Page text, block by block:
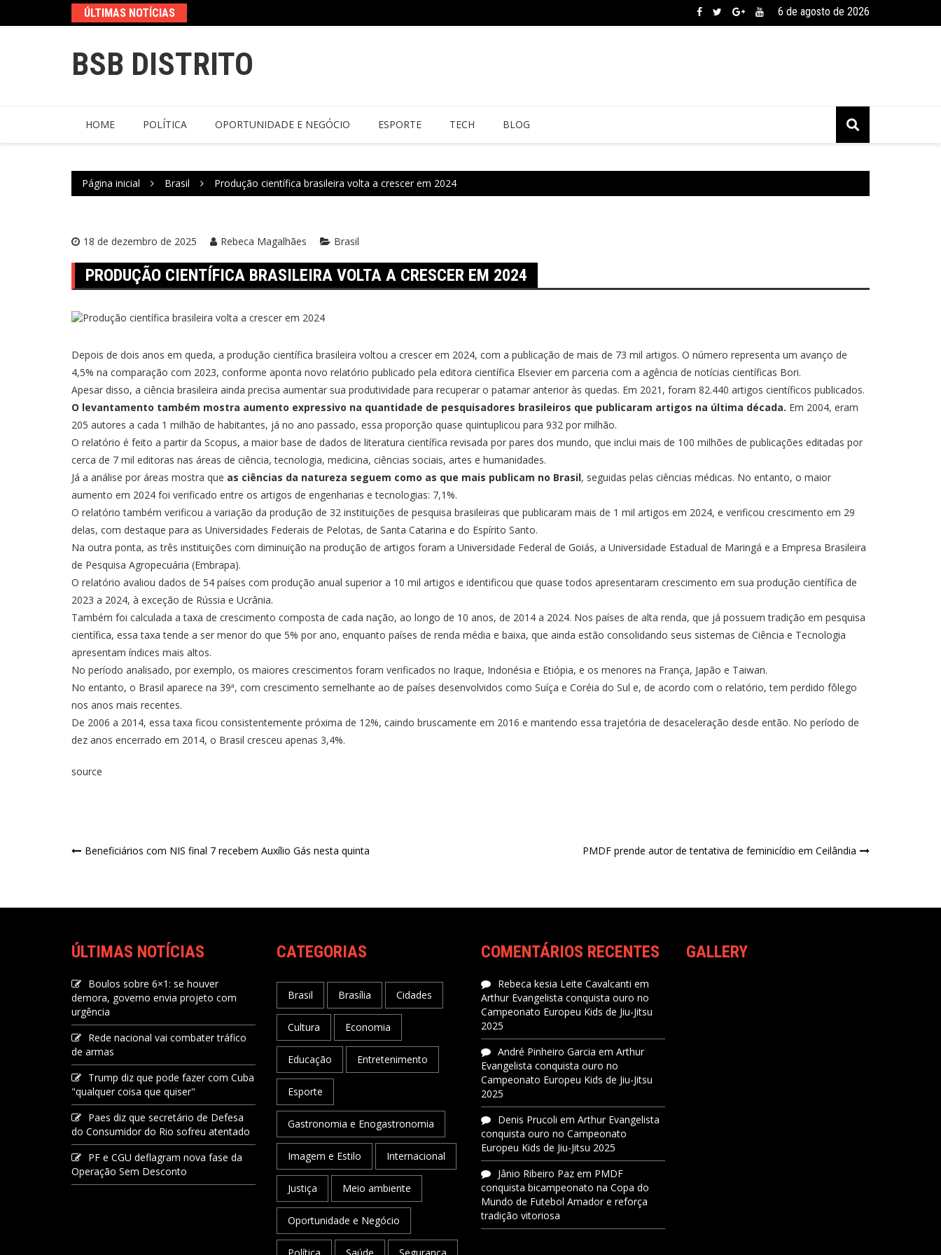
ÚLTIMAS NOTÍCIAS 6 de agosto de 2026
BSB DISTRITO
HOME POLÍTICA OPORTUNIDADE E NEGÓCIO ESPORTE TECH BLOG
Página inicial Brasil Produção científica brasileira volta a crescer em 2024
18 de dezembro de 2025 Rebeca Magalhães Brasil
PRODUÇÃO CIENTÍFICA BRASILEIRA VOLTA A CRESCER EM 2024
Depois de dois anos em queda, a produção científica brasileira voltou a crescer em 2024, com a publicação de mais de 73 mil artigos. O número representa um avanço de
4,5% na comparação com 2023, conforme aponta novo relatório publicado pela editora científica Elsevier em parceria com a agência de notícias científicas Bori.
Apesar disso, a ciência brasileira ainda precisa aumentar sua produtividade para recuperar o patamar anterior às quedas. Em 2021, foram 82.440 artigos científicos publicados.
O levantamento também mostra aumento expressivo na quantidade de pesquisadores brasileiros que publicaram artigos na última década. Em 2004, eram
205 autores a cada 1 milhão de habitantes, já no ano passado, essa proporção quase quintuplicou para 932 por milhão.
O relatório é feito a partir da Scopus, a maior base de dados de literatura científica revisada por pares dos mundo, que inclui mais de 100 milhões de publicações editadas por
cerca de 7 mil editoras nas áreas de ciência, tecnologia, medicina, ciências sociais, artes e humanidades.
Já a análise por áreas mostra que as ciências da natureza seguem como as que mais publicam no Brasil, seguidas pelas ciências médicas. No entanto, o maior
aumento em 2024 foi verificado entre os artigos de engenharias e tecnologias: 7,1%.
O relatório também verificou a variação da produção de 32 instituições de pesquisa brasileiras que publicaram mais de 1 mil artigos em 2024, e verificou crescimento em 29
delas, com destaque para as Universidades Federais de Pelotas, de Santa Catarina e do Espírito Santo.
Na outra ponta, as três instituições com diminuição na produção de artigos foram a Universidade Federal de Goiás, a Universidade Estadual de Maringá e a Empresa Brasileira
de Pesquisa Agropecuária (Embrapa).
O relatório avaliou dados de 54 países com produção anual superior a 10 mil artigos e identificou que quase todos apresentaram crescimento em sua produção científica de
2023 a 2024, à exceção de Rússia e Ucrânia.
Também foi calculada a taxa de crescimento composta de cada nação, ao longo de 10 anos, de 2014 a 2024. Nos países de alta renda, que já possuem tradição em pesquisa
científica, essa taxa tende a ser menor do que 5% por ano, enquanto países de renda média e baixa, que ainda estão consolidando seus sistemas de Ciência e Tecnologia
apresentam índices mais altos.
No período analisado, por exemplo, os maiores crescimentos foram verificados no Iraque, Indonésia e Etiópia, e os menores na França, Japão e Taiwan.
No entanto, o Brasil aparece na 39ª, com crescimento semelhante ao de países desenvolvidos como Suíça e Coréia do Sul e, de acordo com o relatório, tem perdido fôlego
nos anos mais recentes.
De 2006 a 2014, essa taxa ficou consistentemente próxima de 12%, caindo bruscamente em 2016 e mantendo essa trajetória de desaceleração desde então. No período de
dez anos encerrado em 2014, o Brasil cresceu apenas 3,4%.
source
Beneficiários com NIS final 7 recebem Auxílio Gás nesta quinta PMDF prende autor de tentativa de feminicídio em Ceilândia
ÚLTIMAS NOTÍCIAS
Boulos sobre 6×1: se houver
demora, governo envia projeto com
urgência
Rede nacional vai combater tráfico
de armas
Trump diz que pode fazer com Cuba
"qualquer coisa que quiser"
Paes diz que secretário de Defesa
do Consumidor do Rio sofreu atentado
PF e CGU deflagram nova fase da
Operação Sem Desconto
CATEGORIAS
Brasil Brasília Cidades
Cultura Economia
Educação Entretenimento
Esporte
Gastronomia e Enogastronomia
Imagem e Estilo Internacional
Justiça Meio ambiente
Oportunidade e Negócio
COMENTÁRIOS RECENTES
Rebeca kesia Leite Cavalcanti em
Arthur Evangelista conquista ouro no
Campeonato Europeu Kids de Jiu-Jitsu
2025
André Pinheiro Garcia em Arthur
Evangelista conquista ouro no
Campeonato Europeu Kids de Jiu-Jitsu
2025
Denis Prucoli em Arthur Evangelista
conquista ouro no Campeonato
Europeu Kids de Jiu-Jitsu 2025
Jânio Ribeiro Paz em PMDF
conquista bicampeonato na Copa do
Mundo de Futebol Amador e reforça
tradição vitoriosa
GALLERY